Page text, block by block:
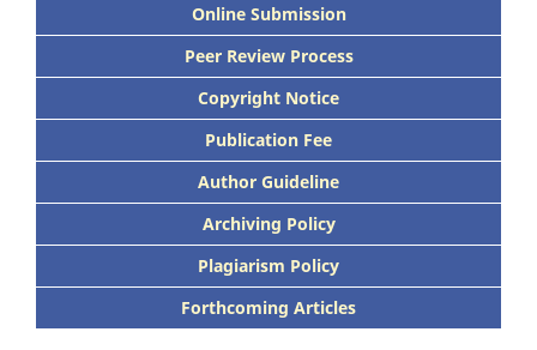
Online Submission
Peer Review Process
Copyright Notice
Publication Fee
Author Guideline
Archiving Policy
Plagiarism Policy
Forthcoming Articles